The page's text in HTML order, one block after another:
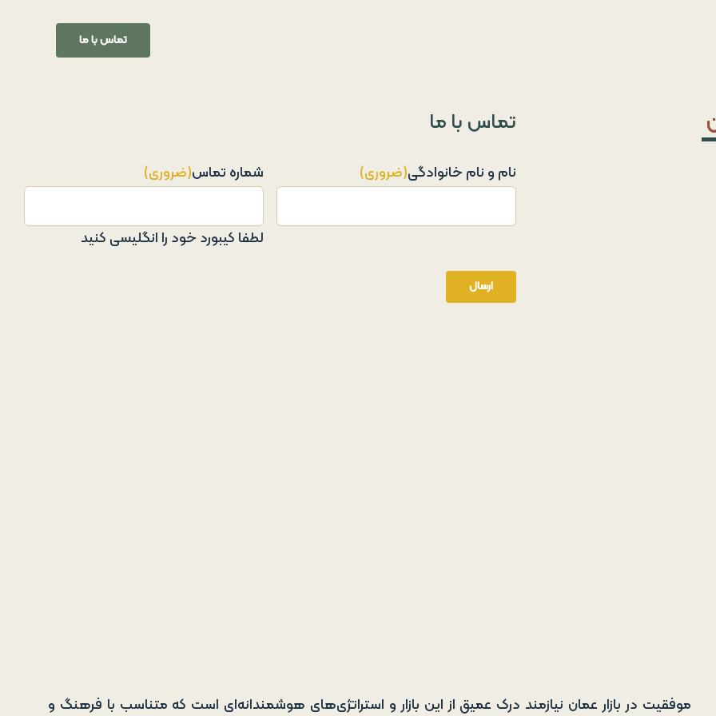
تماس با ما
تماس با ما
نام و نام خانوادگی(ضروری) شماره تماس(ضروری)
لطفا کیبورد خود را انگلیسی کنید
موفقیت در بازار عمان نیازمند درک عمیق از این بازار و استراتژی‌های هوشمندانه‌ای است که متناسب با فرهنگ و